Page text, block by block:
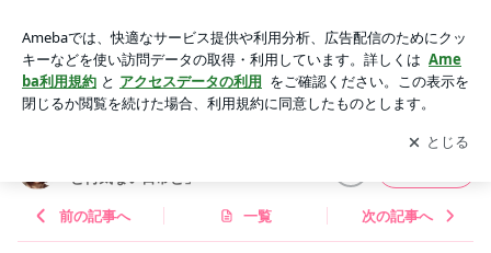
フィシャルブログ「AYAの料理と何気ない日常と」Powered b
y Ameba
アプリをダウンロードして ブログの更新通知
を受け取りまし
ょう。
開く
と何気ない日常と」
前の記事へ 一覧 次の記事へ